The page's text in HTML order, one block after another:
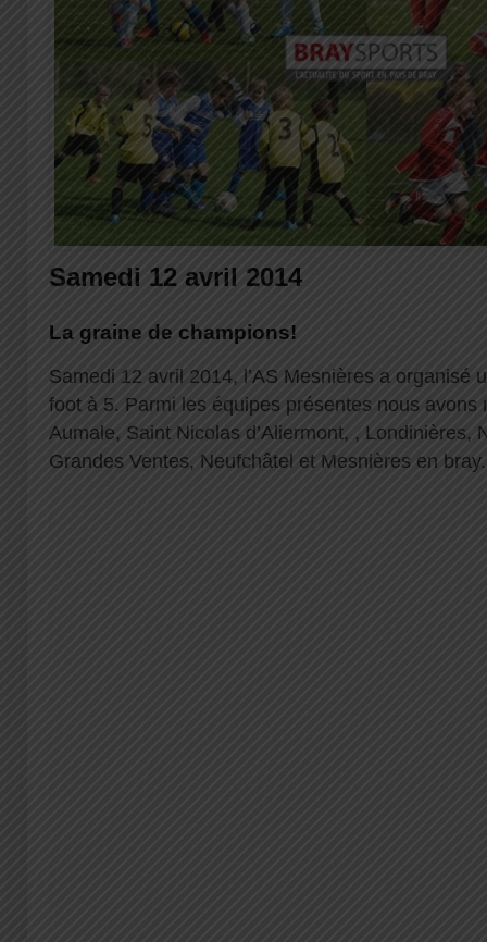
Samedi 12 avril 2014
La graine de champions!
Samedi 12 avril 2014, l’AS Mesnières a organisé
foot à 5. Parmi les équipes présentes nous avons
Aumale, Saint Nicolas d’Aliermont, , Londinières,
Grandes Ventes, Neufchâtel et Mesnières en bray.